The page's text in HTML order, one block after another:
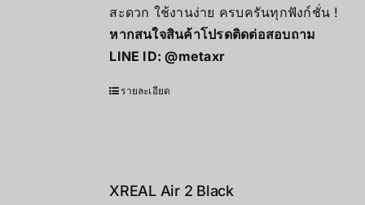
สะดวก ใช้งานง่าย ครบครันทุกฟังก์ชั่น !
หากสนใจสินค้าโปรดติดต่อสอบถาม
LINE ID:@metaxr
รายละเอียด
XREAL Air 2 Black